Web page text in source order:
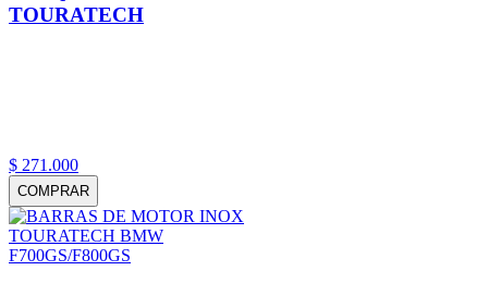
TOURATECH
$ 271 .000
COMPRAR